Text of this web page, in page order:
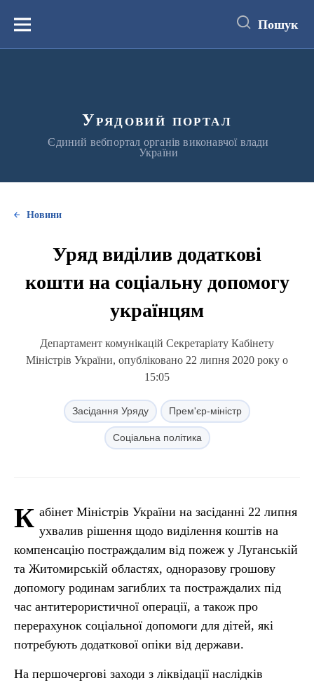
вмістуМеню Пошук
Урядовий портал
Єдиний вебпортал органів виконавчої влади
України
Новини
Уряд виділив додаткові
кошти на соціальну допомогу
українцям
Департамент комунікацій Секретаріату Кабінету
Міністрів України, опубліковано 22 липня 2020 року о
15:05
Засідання Уряду Прем'єр-міністр
Соціальна політика
К абінет Міністрів України на засіданні 22 липня
ухвалив рішення щодо виділення коштів на
компенсацію постраждалим від пожеж у Луганській
та Житомирській областях, одноразову грошову
допомогу родинам загиблих та постраждалих під
час антитерористичної операції, а також про
перерахунок соціальної допомоги для дітей, які
потребують додаткової опіки від держави.
На першочергові заходи з ліквідації наслідків